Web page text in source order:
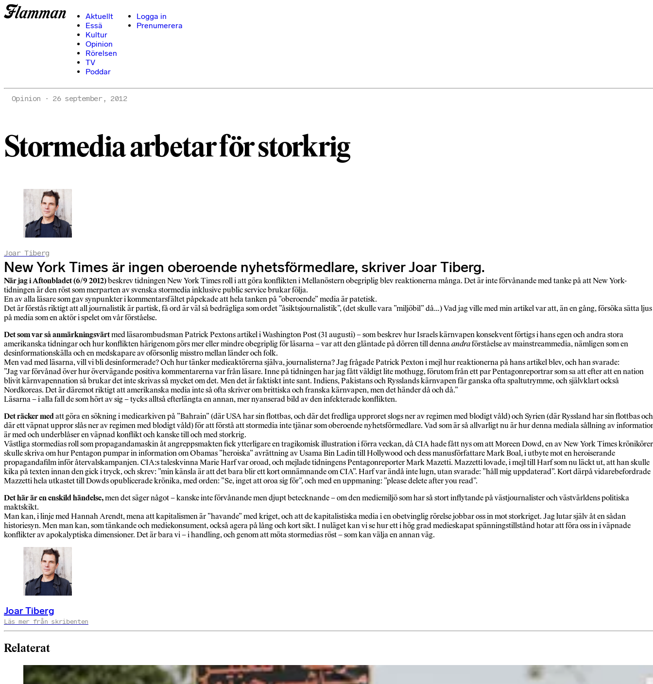
Aktuellt
Essä
Kultur
Opinion
Rörelsen
TV
Poddar
Logga in
Prenumerera
Opinion 26 september, 2012
Stormedia arbetar för storkrig
Joar Tiberg
New York Times är ingen oberoende nyhetsförmedlare, skriver Joar Tiberg.
När jag i Aftonbladet (6/9 2012)beskrev tidningen New York Times roll i att göra konflikten i Mellanöstern obegriplig blev reaktionerna många. Det är inte förvånande med tanke på att New York-
tidningen är den röst som merparten av svenska stormedia inklusive public service brukar följa.
En av alla läsare som gav synpunkter i kommentarsfältet påpekade att hela tanken på ”oberoende” media är patetisk.
Det är förstås riktigt att all journalistik är partisk, få ord är väl så bedrägliga som ordet ”åsiktsjournalistik”, (det skulle vara ”miljöbil” då…) Vad jag ville med min artikel var att, än en gång, försöka sätta ljus
på media som en aktör i spelet om vår förståelse.
Det som var så anmärkningsvärtmed läsarombudsman Patrick Pextons artikel i Washington Post (31 augusti) – som beskrev hur Israels kärnvapen konsekvent förtigs i hans egen och andra stora
amerikanska tidningar och hur konflikten härigenom görs mer eller mindre obegriplig för läsarna – var att den gläntade på dörren till dennaandraförståelse av mainstreammedia, nämligen som en
desinformationskälla och en medskapare av oförsonlig misstro mellan länder och folk.
Men vad med läsarna, vill vi bli desinformerade? Och hur tänker medieaktörerna själva, journalisterna? Jag frågade Patrick Pexton i mejl hur reaktionerna på hans artikel blev, och han svarade:
”Jag var förvånad över hur övervägande positiva kommentarerna var från läsare. Inne på tidningen har jag fått väldigt lite mothugg, förutom från ett par Pentagonreportrar som sa att efter att en nation
blivit kärnvapennation så brukar det inte skrivas så mycket om det. Men det är faktiskt inte sant. Indiens, Pakistans och Rysslands kärnvapen får ganska ofta spaltutrymme, och självklart också
Nordkoreas. Det är där­emot riktigt att amerikanska media inte så ofta skriver om brittiska och franska kärnvapen, men det händer då och då.”
Läsarna – i alla fall de som hört av sig – tycks alltså efterlängta en annan, mer nyanserad bild av den infekterade konflikten.
Det räcker medatt göra en sökning i mediearkiven på ”Bahrain” (där USA har sin flottbas, och där det fredliga upproret slogs ner av regimen med blodigt våld) och Syrien (där Ryssland har sin flottbas och
där ett väpnat uppror slås ner av regimen med blodigt våld) för att förstå att stormedia inte tjänar som oberoende nyhetsförmedlare. Vad som är så allvarligt nu är hur denna mediala sållning av
är med och underblåser en väpnad konflikt och kanske till och med storkrig.
Västliga stormedias roll som propagandamaskin åt angreppsmakten fick ytterligare en tragikomisk illustration i förra veckan, då CIA hade fått nys om att Moreen Dowd, en av New York Times
skulle skriva om hur Pentagon pumpar in information om Obamas ”heroiska” avrättning av Usama Bin Ladin till Hollywood och dess manusförfattare Mark Boal, i utbyte mot en heroiserande
propagandafilm inför återvalskampanjen. CIA:s taleskvinna Marie Harf var oroad, och mejlade tidningens Pentagonreporter Mark Mazetti. Mazzetti lovade, i mejl till Harf som nu läckt ut, att han skulle
kika på texten innan den gick i tryck, och skrev: ”min känsla är att det bara blir ett kort omnämnande om CIA”. Harf var ändå inte lugn, utan svarade: ”håll mig uppdaterad”. Kort därpå vidarebefordrade
Mazzetti hela utkastet till Dowds opublicerade krönika, med orden: ”Se, inget att oroa sig för”, och med en uppmaning: ”please delete after you read”.
Det här är en enskild händelse,men det säger något – kanske inte förvånande men djupt betecknande – om den mediemiljö som har så stort inflytande på västjournalister och västvärldens politiska
maktskikt.
Man kan, i linje med Hannah Arendt, mena att kapitalismen är ”havande” med kriget, och att de kapitalistiska media i en obetvinglig rörelse jobbar oss in mot storkriget. Jag lutar själv åt en sådan
historiesyn. Men man kan, som tänkande och mediekonsument, också agera på lång och kort sikt. I nuläget kan vi se hur ett i hög grad medieskapat spänningstillstånd hotar att föra oss in i väpnade
konflikter av apokalyptiska dimensioner. Det är bara vi – i handling, och genom att möta stormedias röst – som kan välja en annan väg.
Joar Tiberg
Läs mer från skribenten
Relaterat